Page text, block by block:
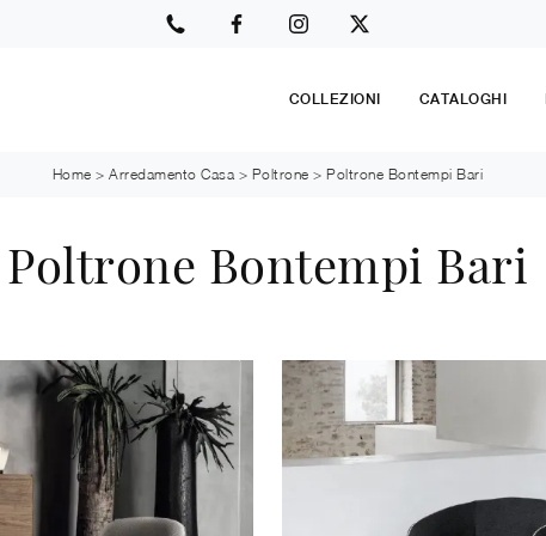
COLLEZIONI CATALOGHI
Home >Arredamento Casa > Poltrone >Poltrone Bontempi Bari
Poltrone Bontempi Bari